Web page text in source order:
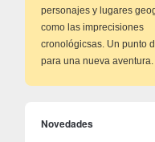
personajes y lugares
como las imprecisiones
cronológicsas. Un punto
para una nueva aventura.
Novedades